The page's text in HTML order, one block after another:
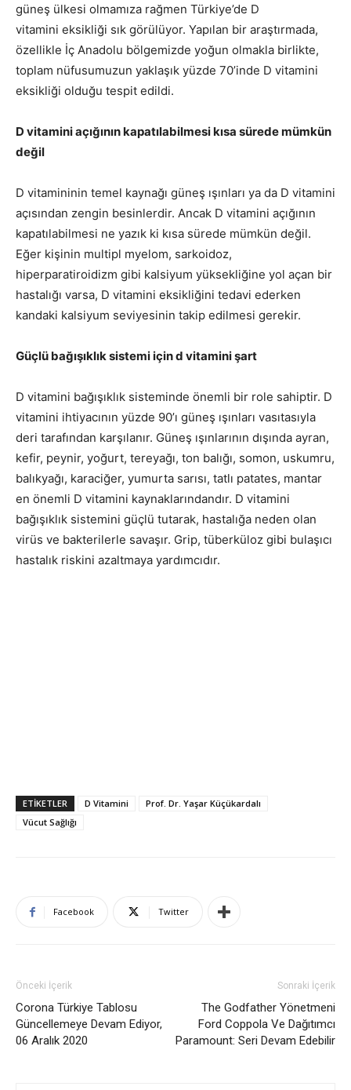
güneş ülkesi olmamıza rağmen Türkiye’de D
vitamini eksikliği sık görülüyor. Yapılan bir araştırmada,
özellikle İç Anadolu bölgemizde yoğun olmakla birlikte,
toplam nüfusumuzun yaklaşık yüzde 70’inde D vitamini
eksikliği olduğu tespit edildi.
D vitamini açığının kapatılabilmesi kısa sürede mümkün
değil
D vitamininin temel kaynağı güneş ışınları ya da D vitamini
açısından zengin besinlerdir. Ancak D vitamini açığının
kapatılabilmesi ne yazık ki kısa sürede mümkün değil.
Eğer kişinin multipl myelom, sarkoidoz,
hiperparatiroidizm gibi kalsiyum yüksekliğine yol açan bir
hastalığı varsa, D vitamini eksikliğini tedavi ederken
kandaki kalsiyum seviyesinin takip edilmesi gerekir.
Güçlü bağışıklık sistemi için d vitamini şart
D vitamini bağışıklık sisteminde önemli bir role sahiptir. D
vitamini ihtiyacının yüzde 90’ı güneş ışınları vasıtasıyla
deri tarafından karşılanır. Güneş ışınlarının dışında ayran,
kefir, peynir, yoğurt, tereyağı, ton balığı, somon, uskumru,
balıkyağı, karaciğer, yumurta sarısı, tatlı patates, mantar
en önemli D vitamini kaynaklarındandır. D vitamini
bağışıklık sistemini güçlü tutarak, hastalığa neden olan
virüs ve bakterilerle savaşır. Grip, tüberküloz gibi bulaşıcı
hastalık riskini azaltmaya yardımcıdır.
ETIKETLER D Vitamini
Prof. Dr. Yaşar Küçükardalı
Vücut Sağlığı
Facebook Twitter
Önceki İçerik
Corona Türkiye Tablosu
Güncellemeye Devam Ediyor,
06 Aralık 2020
Sonraki İçerik
The Godfather Yönetmeni
Ford Coppola Ve Dağıtımcı
Paramount: Seri Devam Edebilir